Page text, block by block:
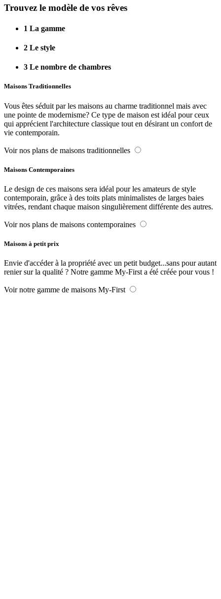
Trouvez le modèle de vos rêves
1 La gamme
2 Le style
3 Le nombre de chambres
Maisons Traditionnelles
Vous êtes séduit par les maisons au charme traditionnel mais avec
une pointe de modernisme? Ce type de maison est idéal pour ceux
qui apprécient l'architecture classique tout en désirant un confort de
vie contemporain.
Voir nos plans de maisons traditionnelles
Maisons Contemporaines
Le design de ces maisons sera idéal pour les amateurs de style
contemporain, grâce à des toits plats minimalistes de larges baies
vitrées, rendant chaque maison singulièrement différente des autres.
Voir nos plans de maisons contemporaines
Maisons à petit prix
Envie d'accéder à la propriété avec un petit budget...sans pour autant
renier sur la qualité ? Notre gamme My-First a été créée pour vous !
Voir notre gamme de maisons My-First